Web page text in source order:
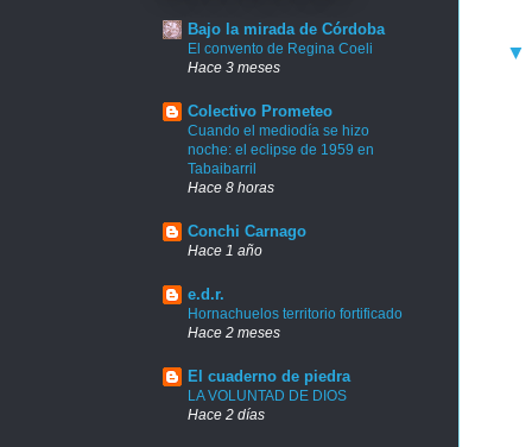
Bajo la mirada de Córdoba
El convento de Regina Coeli
Hace 3 meses
Colectivo Prometeo
Cuando el mediodía se hizo
noche: el eclipse de 1959 en
Tabaibarril
Hace 8 horas
Conchi Carnago
Hace 1 año
e.d.r.
Hornachuelos territorio fortificado
Hace 2 meses
El cuaderno de piedra
LA VOLUNTAD DE DIOS
Hace 2 días